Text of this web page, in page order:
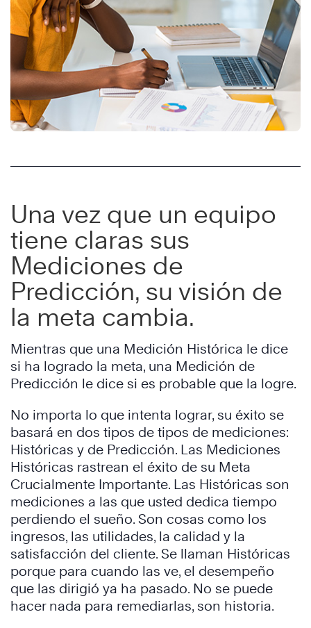
Una vez que un equipo
tiene claras sus
Mediciones de
Predicción, su visión de
la meta cambia.
Mientras que una Medición Histórica le dice
si ha logrado la meta, una Medición de
Predicción le dice si es probable que la logre.
No importa lo que intenta lograr, su éxito se
basará en dos tipos de tipos de mediciones:
Históricas y de Predicción. Las Mediciones
Históricas rastrean el éxito de su Meta
Crucialmente Importante. Las Históricas son
mediciones a las que usted dedica tiempo
perdiendo el sueño. Son cosas como los
ingresos, las utilidades, la calidad y la
satisfacción del cliente. Se llaman Históricas
porque para cuando las ve, el desempeño
que las dirigió ya ha pasado. No se puede
hacer nada para remediarlas, son historia.